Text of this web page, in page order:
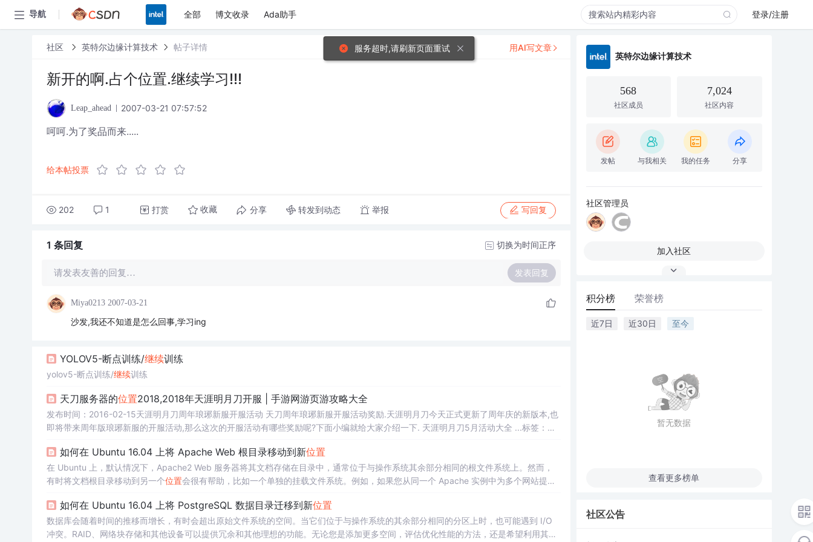
导航 全部 博文收录 Ada助手 登录/注册
社区 英特尔边缘计算技术 帖子详情
新开的啊.占个位置.继续学习!!!
Leap_ahead 2007-03-21 07:57:52
呵呵.为了奖品而来.....
给本帖投票
202 1 打赏 收藏 分享 转发到动态 举报 写回复
用AI写文章
1 条回复 切换为时间正序
请发表友善的回复… 发表回复
Miya0213 2007-03-21
沙发,我还不知道是怎么回事,学习ing
YOLOV5-断点训练/继续训练
yolov5-断点训练/继续训练
天刀服务器的位置2018,2018年天涯明月刀开服 | 手游网游页游攻略大全
发布时间：2016-02-15天涯明月刀周年琅琊新服开服活动 天刀周年琅琊新服开服活动奖励.天涯明月刀今天正式更新了周年庆的新版本,也
即将带来周年版琅琊新服的开服活动,那么这次的开服活动有哪些奖励呢?下面小编就给大家介绍一下. 天涯明月刀5月活动大全 ...标签：游
如何在 Ubuntu 16.04 上将 Apache Web 根目录移动到新位置
在 Ubuntu 上，默认情况下，Apache2 Web 服务器将其文档存储在目录中，通常位于与操作系统其余部分相同的根文件系统上。然而，
有时将文档根目录移动到另一个位置会很有帮助，比如一个单独的挂载文件系统。例如，如果您从同一个 Apache 实例中为多个网站提供
Apache 文档根目录移动到新 位置。
如何在 Ubuntu 16.04 上将 PostgreSQL 数据目录迁移到新位置
数据库会随着时间的推移而增长，有时会超出原始文件系统的空间。当它们位于与操作系统的其余部分相同的分区上时，也可能遇到 I/O
冲突。RAID、网络块存储和其他设备可以提供冗余和其他理想的功能。无论您是添加更多空间，评估优化性能的方法，还是希望利用其他
英特尔边缘计算技术
568
社区成员
7,024
社区内容
发帖 与我相关 我的任务 分享
社区管理员
加入社区
积分榜 荣誉榜
近7日 近30日 至今
暂无数据
查看更多榜单
社区公告
服务超时,请刷新页面重试